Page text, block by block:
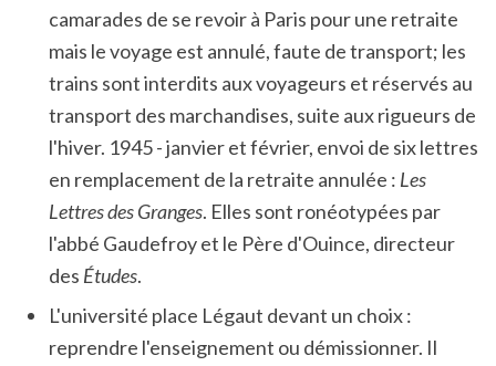
camarades de se revoir à Paris pour une retraite
mais le voyage est annulé, faute de transport; les
trains sont interdits aux voyageurs et réservés au
transport des marchandises, suite aux rigueurs de
l'hiver. 1945 - janvier et février, envoi de six lettres
en remplacement de la retraite annulée : Les
Lettres des Granges. Elles sont ronéotypées par
l'abbé Gaudefroy et le Père d'Ouince, directeur
des Études.
L'université place Légaut devant un choix :
reprendre l'enseignement ou démissionner. Il